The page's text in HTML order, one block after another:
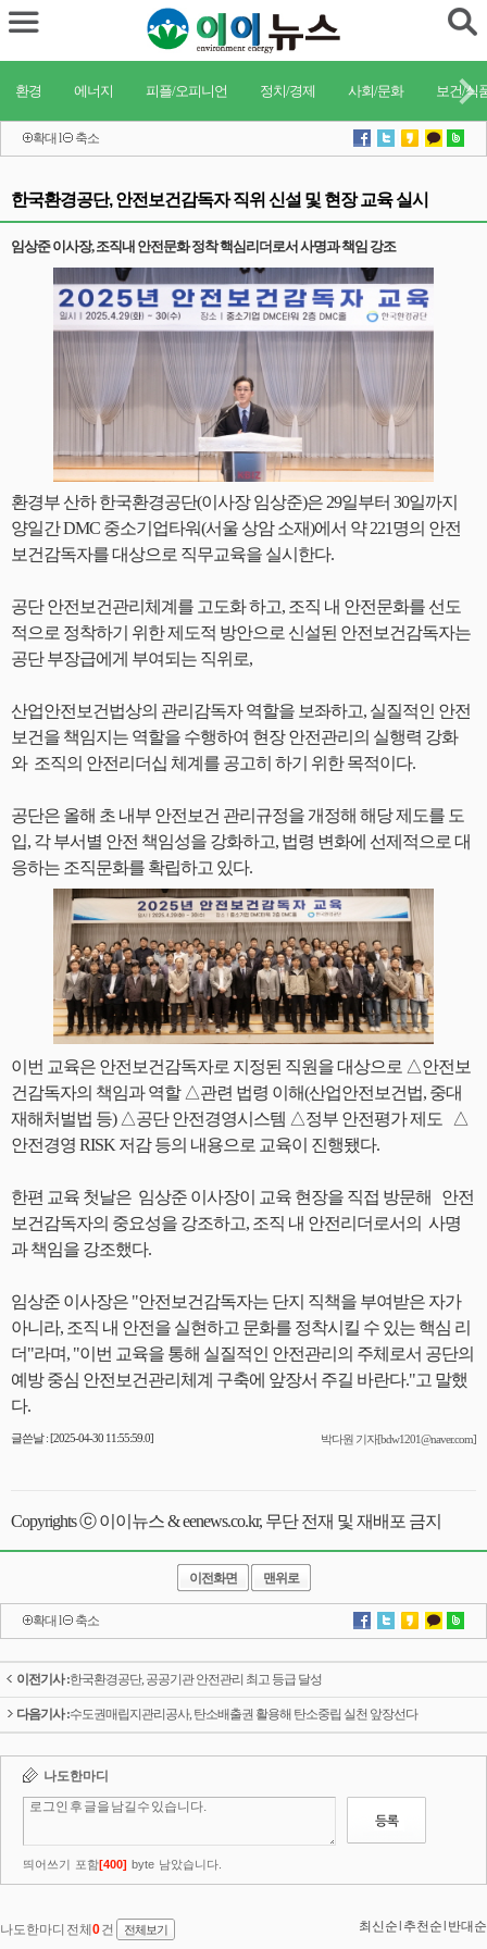
환경 에너지 피플/오피니언 정치/경제 사회/문화 보건/식
확대 l 축소
한국환경공단, 안전보건감독자 직위 신설 및 현장 교육 실시
임상준 이사장, 조직내 안전문화 정착 핵심리더로서 사명과 책임 강조
환경부 산하 한국환경공단(이사장 임상준)은 29일부터 30일까지
양일간 DMC 중소기업타워(서울 상암 소재)에서 약 221명의 안전
보건감독자를 대상으로 직무교육을 실시한다.
공단 안전보건관리체계를 고도화 하고, 조직 내 안전문화를 선도
적으로 정착하기 위한 제도적 방안으로 신설된 안전보건감독자는
공단 부장급에게 부여되는 직위로,
산업안전보건법상의 관리감독자 역할을 보좌하고, 실질적인 안전
보건을 책임지는 역할을 수행하여 현장 안전관리의 실행력 강화
와 조직의 안전리더십 체계를 공고히 하기 위한 목적이다.
공단은 올해 초 내부 안전보건 관리규정을 개정해 해당 제도를 도
입, 각 부서별 안전 책임성을 강화하고, 법령 변화에 선제적으로 대
응하는 조직문화를 확립하고 있다.
이번 교육은 안전보건감독자로 지정된 직원을 대상으로 △안전보
건감독자의 책임과 역할 △관련 법령 이해(산업안전보건법, 중대
재해처벌법 등) △공단 안전경영시스템 △정부 안전평가 제도 △
안전경영 RISK 저감 등의 내용으로 교육이 진행됐다.
한편 교육 첫날은 임상준 이사장이 교육 현장을 직접 방문해 안전
보건감독자의 중요성을 강조하고, 조직 내 안전리더로서의 사명
과 책임을 강조했다.
임상준 이사장은 "안전보건감독자는 단지 직책을 부여받은 자가
아니라, 조직 내 안전을 실현하고 문화를 정착시킬 수 있는 핵심 리
더"라며, "이번 교육을 통해 실질적인 안전관리의 주체로서 공단의
예방 중심 안전보건관리체계 구축에 앞장서 주길 바란다."고 말했
다.
글쓴날 : [2025-04-30 11:55:59.0] 박다원 기자[bdw1201@naver.com]
Copyrights ⓒ 이이뉴스 & eenews.co.kr, 무단 전재 및 재배포 금지
이전화면 맨위로
확대 l 축소
이전기사 :한국환경공단, 공공기관 안전관리 최고 등급 달성
다음기사 :수도권매립지관리공사, 탄소배출권 활용해 탄소중립 실천 앞장선다